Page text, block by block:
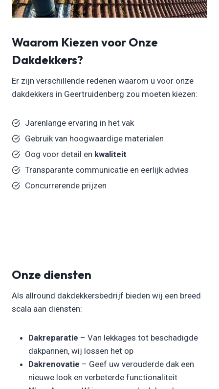
Waarom Kiezen voor Onze
Dakdekkers?
Er zijn verschillende redenen waarom u voor onze
dakdekkers in Geertruidenberg zou moeten kiezen:
Jarenlange ervaring in het vak
Gebruik van hoogwaardige materialen
Oog voor detail en kwaliteit
Transparante communicatie en eerlijk advies
Concurrerende prijzen
Onze diensten
Als allround dakdekkersbedrijf bieden wij een breed
scala aan diensten:
Dakreparatie – Van lekkages tot beschadigde
dakpannen, wij lossen het op
Dakrenovatie – Geef uw verouderde dak een
nieuwe look en verbeterde functionaliteit